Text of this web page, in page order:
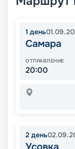
1 день
Самара
ОТПРАВЛЕНИЕ
20:00
2 день